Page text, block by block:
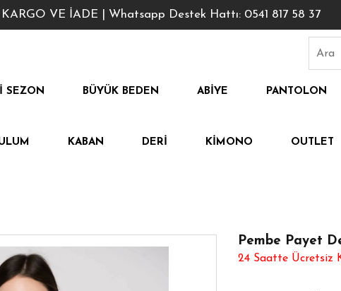
VE İADE | Whatsapp Destek Hattı: 0541 817 58 37
SEZON BÜYÜK BEDEN ABIYE PANTOLON
KABAN DERI KIMONO OUTLET
Pembe Payet
24 Saatte Ücretsiz